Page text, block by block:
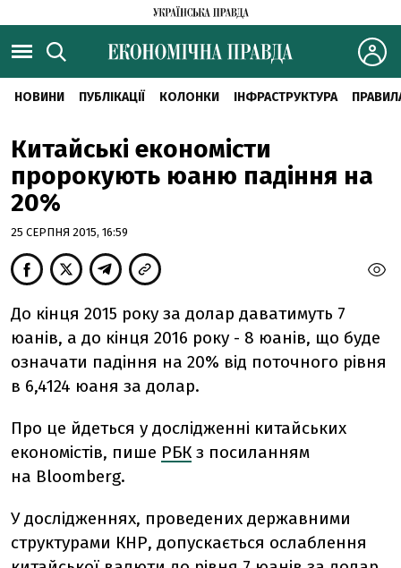
НОВИНИ ПУБЛІКАЦІЇ КОЛОНКИ ІНФРАСТРУКТУРА
Китайські економісти
пророкують юаню падіння на
20%
25 СЕРПНЯ 2015, 16:59
До кінця 2015 року за долар даватимуть 7
юанів, а до кінця 2016 року - 8 юанів, що буде
означати падіння на 20% від поточного рівня
в 6,4124 юаня за долар.
Про це йдеться у дослідженні китайських
економістів, пише РБК з посиланням
на Bloomberg.
У дослідженнях, проведених державними
структурами КНР, допускається ослаблення